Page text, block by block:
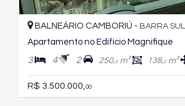
BALNEÁRIO CAMBORIÚ - BARRA SUL
Apartamento no Edifício Magnifique
3 4 2 250,0m² 138,0m²
R$ 3.500.000, 00